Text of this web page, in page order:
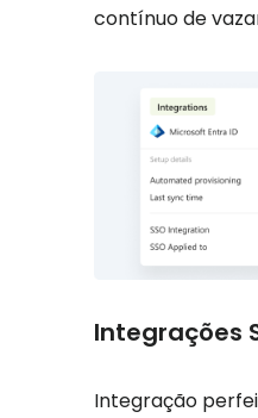
contínuo de
Integrações
Integração